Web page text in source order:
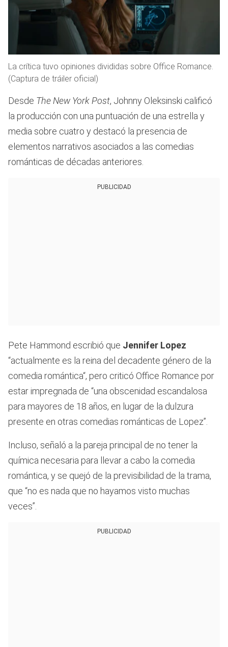
La crítica tuvo opiniones divididas sobre Office Romance.
(Captura de tráiler oficial)
Desde The New York Post, Johnny Oleksinski calificó
la producción con una puntuación de una estrella y
media sobre cuatro y destacó la presencia de
elementos narrativos asociados a las comedias
románticas de décadas anteriores.
PUBLICIDAD
Pete Hammond escribió que Jennifer Lopez
“actualmente es la reina del decadente género de la
comedia romántica“, pero criticó Office Romance por
estar impregnada de “una obscenidad escandalosa
para mayores de 18 años, en lugar de la dulzura
presente en otras comedias románticas de Lopez”.
Incluso, señaló a la pareja principal de no tener la
química necesaria para llevar a cabo la comedia
romántica, y se quejó de la previsibilidad de la trama,
que “no es nada que no hayamos visto muchas
veces”.
PUBLICIDAD